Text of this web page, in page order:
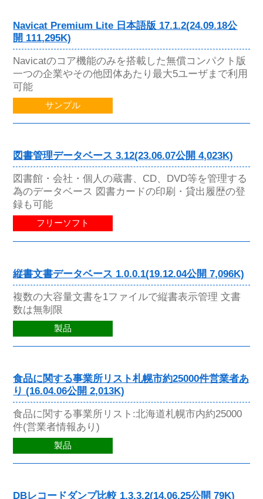
Navicat Premium Lite 日本語版 17.1.2(24.09.18公
開 111,295K)
Navicatのコア機能のみを搭載した無償コンパクト版
一つの企業やその他団体あたり最大5ユーザまで利用
可能
サンプル
図書管理データベース 3.12(23.06.07公開 4,023K)
図書館・会社・個人の蔵書、CD、DVD等を管理する
為のデータベース 図書カードの印刷・貸出履歴の登
録も可能
フリーソフト
縦書文書データベース 1.0.0.1(19.12.04公開 7,096K)
複数の大容量文書を1ファイルで縦書表示管理 文書
数は無制限
製品
食品に関する事業所リスト札幌市約25000件営業者あ
り (16.04.06公開 2,013K)
食品に関する事業所リスト:北海道札幌市内約25000
件(営業者情報あり)
製品
DBレコードダンプ比較 1.3.3.2(14.06.25公開 79K)